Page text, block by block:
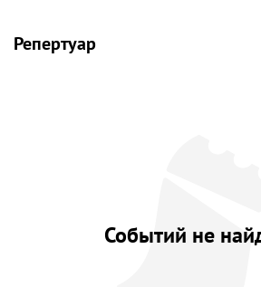
Репертуар
Событий не